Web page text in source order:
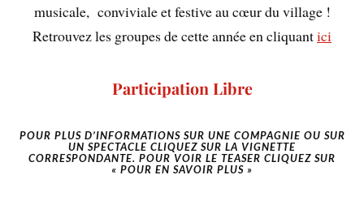
musicale, conviviale et festive au cœur du village !
Retrouvez les groupes de cette année en cliquantici
Participation Libre
POUR PLUS D’INFORMATIONS SUR UNE COMPAGNIE OU SUR
UN SPECTACLE CLIQUEZ SUR LA VIGNETTE
CORRESPONDANTE. POUR VOIR LE TEASER CLIQUEZ SUR
« POUR EN SAVOIR PLUS »